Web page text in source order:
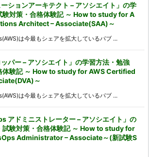
ーションアーキテクト – アソシエイト」の学
験対策・合格体験記 ～ How to study for A
Architect – Associate(SAA)～
は今最もシェアを拡大しているパブ ...
ッパー – アソシエイト」の学習方法・勉強
体験記 ～ How to study for AWS Certified
～
は今最もシェアを拡大しているパブ ...
アドミニストレーター – アソシエイト」の
試験対策・合格体験記 ～ How to study for
Administrator – Associate～(新試験S